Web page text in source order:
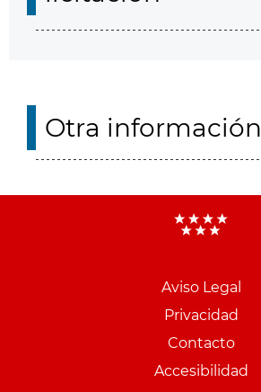
Otra información
Aviso Legal
Privacidad
Contacto
Accesibilidad